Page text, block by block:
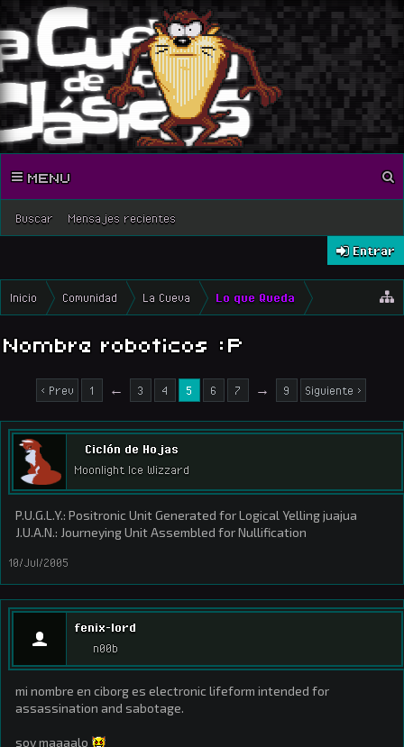
Buscar Mensajes recientes
MENU
Entrar
Inicio Comunidad La Cueva Lo que Queda
Nombre roboticos :P
< Prev 1 ← 3 4 5 6 7 → 9 Siguiente >
Ciclón de Hojas
Moonlight Ice Wizzard
P.U.G.L.Y.: Positronic Unit Generated for Logical Yelling juajua
J.U.A.N.: Journeying Unit Assembled for Nullification
10/Jul/2005
fenix-lord
n00b
mi nombre en ciborg es electronic lifeform intended for
assassination and sabotage.
soy maaaalo